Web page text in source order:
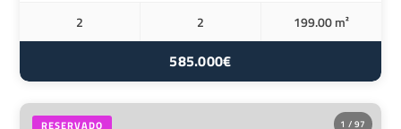
2
2 199.00 m²
585.000€
1 / 97
RESERVADO